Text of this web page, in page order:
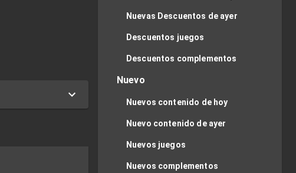
Nuevas Descuentos de ayer
Descuentos juegos
Descuentos complementos
Nuevo
Nuevos contenido de hoy
Nuevo contenido de ayer
Nuevos juegos
Nuevos complementos